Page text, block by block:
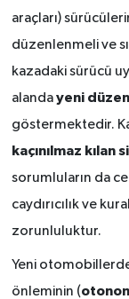
araçları)
düzenlenmeli ve
kazadaki sürücü
alandayeni
göstermektedir.
kaçınılmaz kılan
sorumluların da
caydırıcılık ve
zorunluluktur.
Yeni
önleminin (